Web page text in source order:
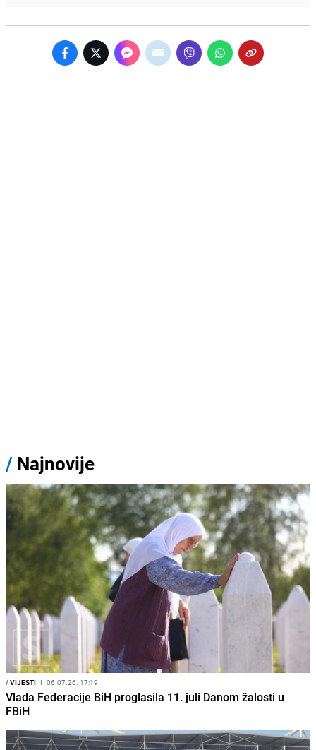
/ Najnovije
/VIJESTI I 06.07.26. 17:19
Vlada Federacije BiH proglasila 11. juli Danom žalosti u
FBiH